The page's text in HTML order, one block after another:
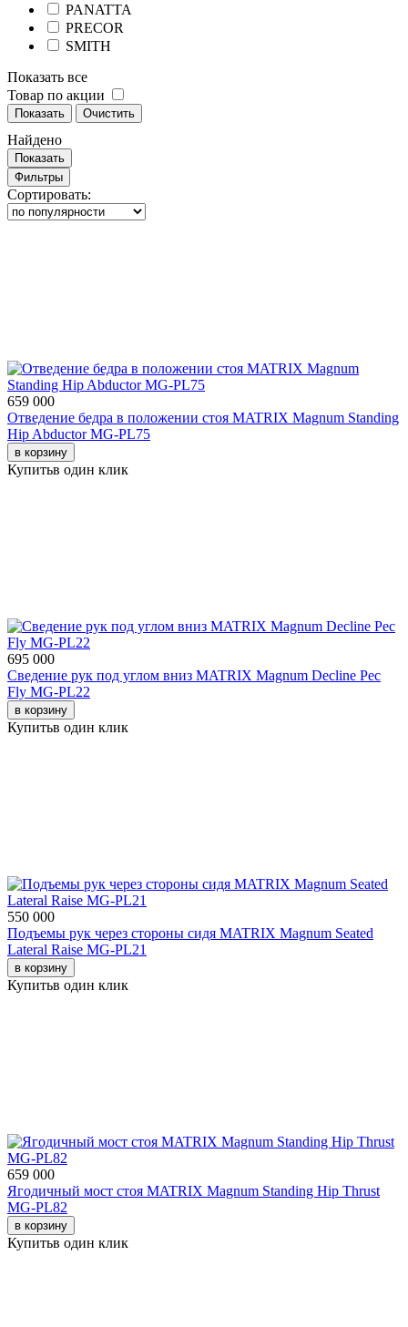
PANATTA
PRECOR
SMITH
Показать все
Товар по акции
Показать Очистить
Найдено
Показать
Фильтры
Сортировать:
659 000
Отведение бедра в положении стоя MATRIX Magnum Standing
Hip Abductor MG-PL75
в корзину
Купитьв один клик
695 000
Сведение рук под углом вниз MATRIX Magnum Decline Pec
Fly MG-PL22
в корзину
Купитьв один клик
550 000
Подъемы рук через стороны сидя MATRIX Magnum Seated
Lateral Raise MG-PL21
в корзину
Купитьв один клик
659 000
Ягодичный мост стоя MATRIX Magnum Standing Hip Thrust
MG-PL82
в корзину
Купитьв один клик